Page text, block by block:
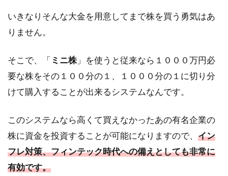
いきなりそんな大金を用意してまで株を買う勇気はあ
りません。
そこで、「 ミニ株 」を使うと従来なら１０００万円必
要な株をその１００分の１、１０００分の１に切り分
けて購入することが出来るシステムなんです。
このシステムなら高くて買えなかったあの有名企業の
株に資金を投資することが可能になりますので、 イン
フレ対策、フィンテック時代への備えとしても非常に
有効です。